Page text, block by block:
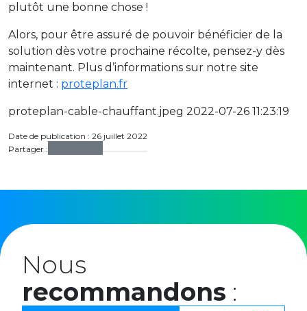
plutôt une bonne chose !
Alors, pour être assuré de pouvoir bénéficier de la
solution dès votre prochaine récolte, pensez-y dès
maintenant. Plus d’informations sur notre site
internet : proteplan.fr
proteplan-cable-chauffant.jpeg 2022-07-26 11:23:19
Date de publication : 26 juillet 2022
Partager :
Nous
recommandons :